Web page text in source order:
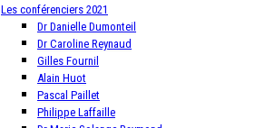
Les conférenciers 2021
Dr Danielle Dumonteil
Dr Caroline Reynaud
Gilles Fournil
Alain Huot
Pascal Paillet
Philippe Laffaille